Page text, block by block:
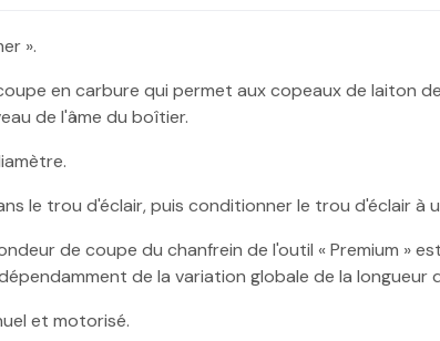
».
en carbure qui permet aux copeaux de laiton
de l'âme du boîtier.
le trou d'éclair, puis conditionner le trou d'éclair à
de coupe du chanfrein de l'outil « Premium »
de la variation globale de la longueur
et motorisé.